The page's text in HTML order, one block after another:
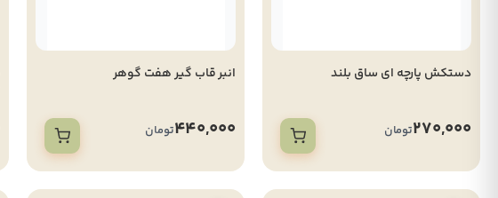
دستکش پارچه ای ساق بلند
270,000تومان
انبر قاب گیر هفت گوهر
440,000تومان